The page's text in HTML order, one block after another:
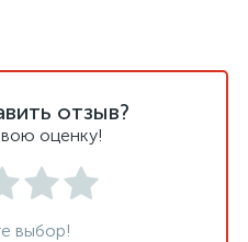
отзыв?
оценку!
выбор!